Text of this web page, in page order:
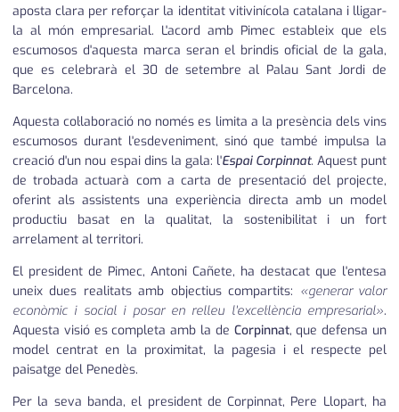
aposta clara per reforçar la identitat vitivinícola catalana i lligar-
la al món empresarial. L'acord amb Pimec estableix que els
escumosos d'aquesta marca seran el brindis oficial de la gala,
que es celebrarà el 30 de setembre al Palau Sant Jordi de
Barcelona.
Aquesta col·laboració no només es limita a la presència dels vins
escumosos durant l'esdeveniment, sinó que també impulsa la
creació d'un nou espai dins la gala: l'Espai Corpinnat. Aquest punt
de trobada actuarà com a carta de presentació del projecte,
oferint als assistents una experiència directa amb un model
productiu basat en la qualitat, la sostenibilitat i un fort
arrelament al territori.
El president de Pimec, Antoni Cañete, ha destacat que l'entesa
uneix dues realitats amb objectius compartits: «generar valor
econòmic i social i posar en relleu l'excel·lència empresarial».
Aquesta visió es completa amb la de Corpinnat, que defensa un
model centrat en la proximitat, la pagesia i el respecte pel
paisatge del Penedès.
Per la seva banda, el president de Corpinnat, Pere Llopart, ha